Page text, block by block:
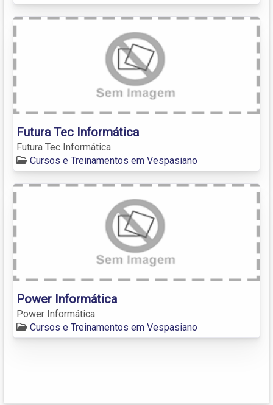
Futura Tec Informática
Futura Tec Informática
Cursos e Treinamentos em Vespasiano
Power Informática
Power Informática
Cursos e Treinamentos em Vespasiano